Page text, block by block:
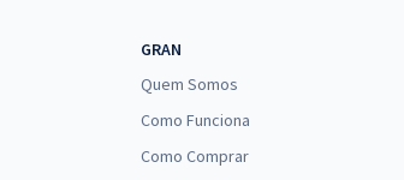
GRAN
Quem Somos
Como Funciona
Como Comprar